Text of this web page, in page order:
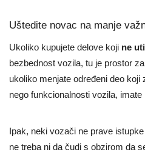
Uštedite novac na manje
Ukoliko kupujete delove koji ne
bezbednost vozila, tu je prostor
ukoliko menjate određeni deo koji
nego funkcionalnosti vozila, imate
Ipak, neki vozači ne prave
ne treba ni da čudi s obzirom da